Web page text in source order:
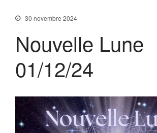
Services
Formations
Tarifs
30 novembre 2024
Nouvelle Lune
01/12/24